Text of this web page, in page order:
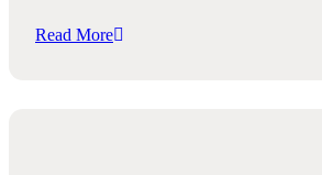
Read More